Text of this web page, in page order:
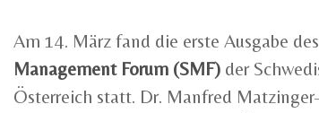
Am 14. März fand die erste Ausgabe
Management Forum (SMF) der
Österreich statt. Dr. Manfred